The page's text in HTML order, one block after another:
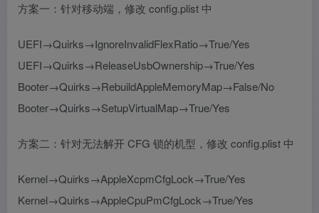
方案一：针对移动端，修改 config.plist 中
UEFI→Quirks→IgnoreInvalidFlexRatio→True/Yes
UEFI→Quirks→ReleaseUsbOwnership→True/Yes
Booter→Quirks→RebuildAppleMemoryMap→False/No
Booter→Quirks→SetupVirtualMap→True/Yes
方案二：针对无法解开 CFG 锁的机型，修改 config.plist 中
Kernel→Quirks→AppleXcpmCfgLock→True/Yes
Kernel→Quirks→AppleCpuPmCfgLock→True/Yes